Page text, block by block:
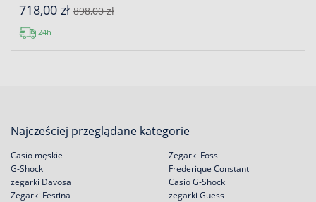
718,00 zł 898,00 zł
24h
Najcześciej przeglądane kategorie
Casio męskie
G-Shock
zegarki Davosa
Zegarki Festina
Zegarki Fossil
Frederique Constant
Casio G-Shock
zegarki Guess